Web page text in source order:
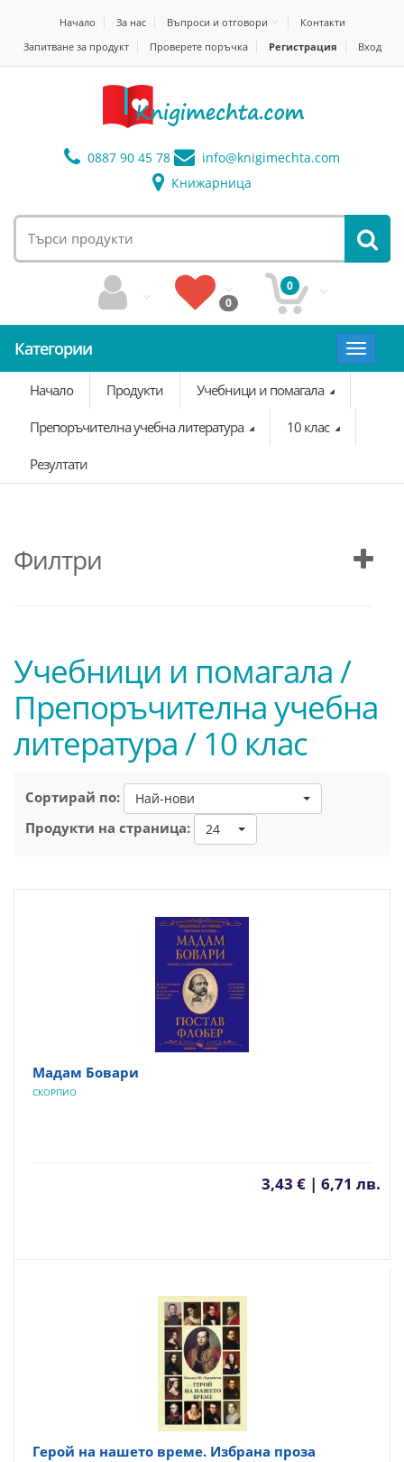
Начало За нас Въпроси и отговори
Контакти
Запитване за продукт
Проверете поръчка Регистрация Вход
0887 90 45 78 info@knigimechta.com
Книжарница
0
0
Категории
Toggle
Начало
Продукти Учебници и помагала
Препоръчителна учебна литература 10 клас
Резултати
Филтри
Учебници и помагала /
Препоръчителна учебна
литература / 10 клас
Сортирай по: Най-нови
Продукти на страница: 24
Мадам Бовари
СКОРПИО
3,43 € | 6,71 лв.
Герой на нашето време. Избрана проза